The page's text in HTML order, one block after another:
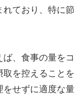
れており、特に節
、食事の量をコ
を控えることを
をせずに適度な量